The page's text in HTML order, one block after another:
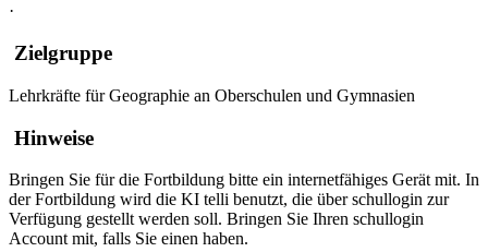
·
Zielgruppe
Lehrkräfte für Geographie an Oberschulen und Gymnasien
Hinweise
Bringen Sie für die Fortbildung bitte ein internetfähiges Gerät mit. In
der Fortbildung wird die KI telli benutzt, die über schullogin zur
Verfügung gestellt werden soll. Bringen Sie Ihren schullogin
Account mit, falls Sie einen haben.